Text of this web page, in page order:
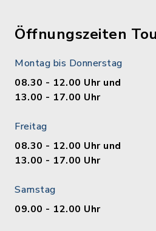
Öffnungszeiten
Montag bis Donnerstag
08.30 - 12.00 Uhr und
13.00 - 17.00 Uhr
Freitag
08.30 - 12.00 Uhr und
13.00 - 17.00 Uhr
Samstag
09.00 - 12.00 Uhr